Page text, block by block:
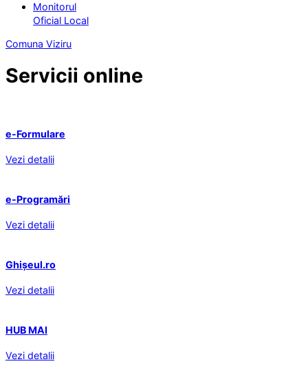
Monitorul
Oficial Local
Comuna Viziru
Servicii online
e-Formulare
Vezi detalii
e-Programări
Vezi detalii
Ghișeul.ro
Vezi detalii
HUB MAI
Vezi detalii